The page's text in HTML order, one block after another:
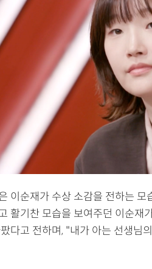
이순재가 수상 소감을 전하는
활기찬 모습을 보여주던 이순재
다고 전하며, "내가 아는 선생님